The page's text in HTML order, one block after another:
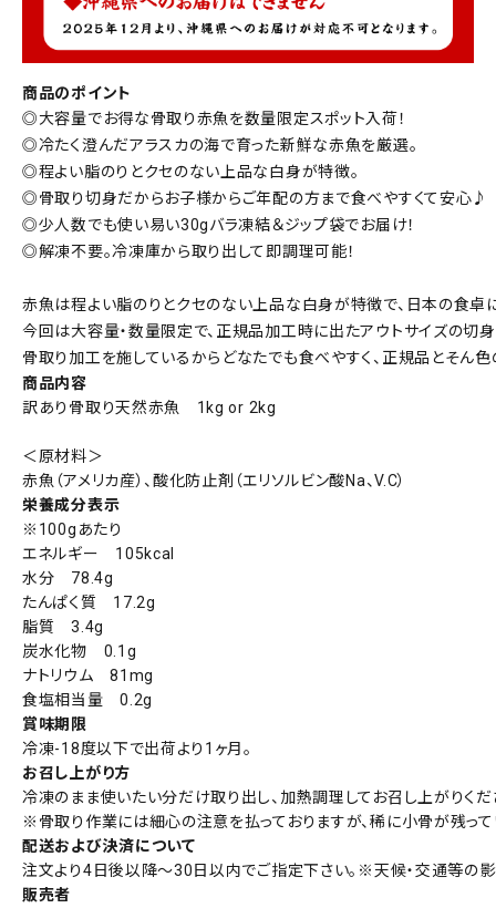
商品のポイント
◎大容量でお得な骨取り赤魚を数量限定スポット入荷！
◎冷たく澄んだアラスカの海で育った新鮮な赤魚を厳選。
◎程よい脂のりとクセのない上品な白身が特徴。
◎骨取り切身だからお子様からご年配の方まで食べやすくて安心♪
◎少人数でも使い易い30gバラ凍結＆ジップ袋でお届け！
◎解凍不要。冷凍庫から取り出して即調理可能！
赤魚は程よい脂のりとクセのない上品な白身が特徴で、日本の食卓
今回は大容量・数量限定で、正規品加工時に出たアウトサイズの切
骨取り加工を施しているからどなたでも食べやすく、正規品とそん
商品内容
訳あり骨取り天然赤魚 1kg or 2kg
＜原材料＞
赤魚（アメリカ産）、酸化防止剤（エリソルビン酸Na、V.C）
栄養成分表示
※100gあたり
エネルギー 105kcal
水分 78.4g
たんぱく質 17.2g
脂質 3.4g
炭水化物 0.1g
ナトリウム 81mg
食塩相当量 0.2g
賞味期限
冷凍-18度以下で出荷より1ヶ月。
お召し上がり方
冷凍のまま使いたい分だけ取り出し、加熱調理してお召し上がりくだ
※骨取り作業には細心の注意を払っておりますが、稀に小骨が残っ
配送および決済について
注文より4日後以降～30日以内でご指定下さい。※天候・交通等の影
販売者